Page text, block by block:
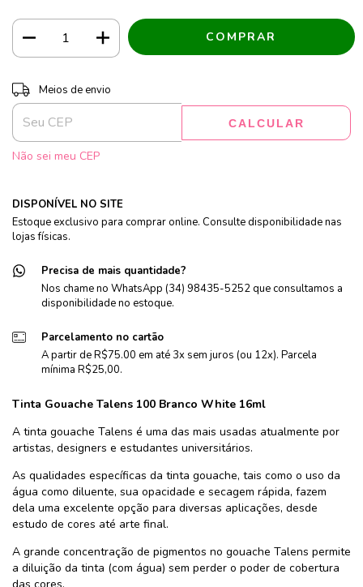
Entregas para o CEP:
Meios de envio
CALCULAR
Não sei meu CEP
DISPONÍVEL NO SITE
Estoque exclusivo para comprar online. Consulte disponibilidade nas
lojas físicas.
Precisa de mais quantidade?
Nos chame no WhatsApp (34) 98435-5252 que consultamos a
disponibilidade no estoque.
Parcelamento no cartão
A partir de R$75.00 em até 3x sem juros (ou 12x). Parcela
mínima R$25,00.
Tinta Gouache Talens 100 Branco White 16ml
A tinta gouache Talens é uma das mais usadas atualmente por
artistas, designers e estudantes universitários.
As qualidades específicas da tinta gouache, tais como o uso da
água como diluente, sua opacidade e secagem rápida, fazem
dela uma excelente opção para diversas aplicações, desde
estudo de cores até arte final.
A grande concentração de pigmentos no gouache Talens permite
a diluição da tinta (com água) sem perder o poder de cobertura
das cores.